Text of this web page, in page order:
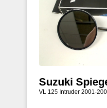
Suzuki
VL 125 Intruder 2001-